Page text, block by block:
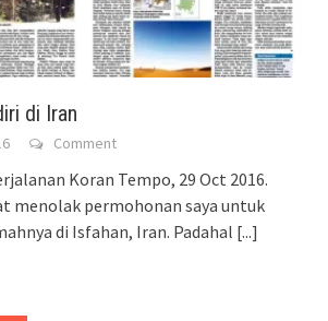
di Iran
Comment
Koran Tempo, 29 Oct 2016.
menolak permohonan saya untuk
di Isfahan, Iran. Padahal [...]